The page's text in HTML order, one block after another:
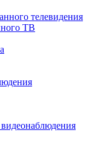
телевидения
ТВ